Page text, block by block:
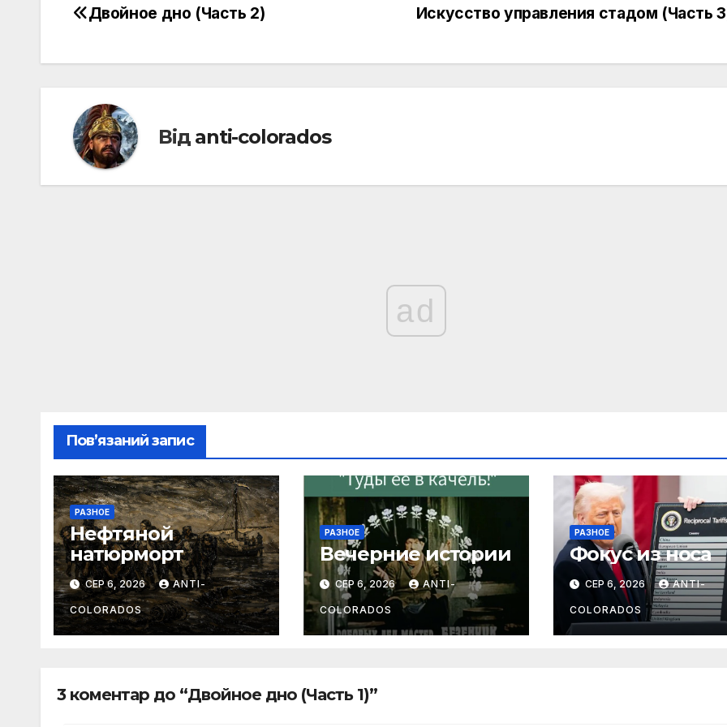
Навігація
Искусство управления стадом (Часть
Двойное дно (Часть 2)
Від anti-colorados
ad
Пов’язаний запис
РАЗНОЕ
Нефтяной
натюрморт
СЕР 6, 2026 ANTI-
COLORADOS
РАЗНОЕ
Вечерние истории
СЕР 6, 2026 ANTI-
COLORADOS
РАЗНОЕ
Фокус из носа
СЕР 6, 2026 ANTI-
COLORADOS
3 коментар до “Двойное дно (Часть 1)”